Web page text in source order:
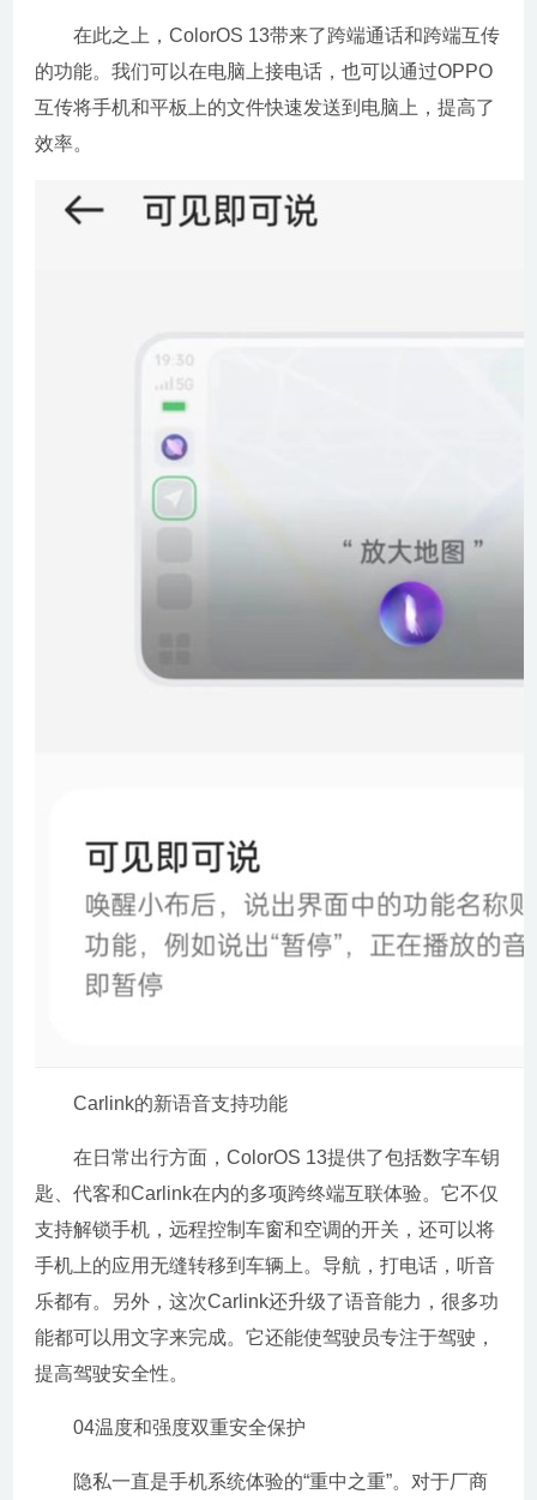
在此之上，ColorOS 13带来了跨端通话和跨端互传
的功能。我们可以在电脑上接电话，也可以通过OPPO
互传将手机和平板上的文件快速发送到电脑上，提高了
效率。
Carlink的新语音支持功能
在日常出行方面，ColorOS 13提供了包括数字车钥
匙、代客和Carlink在内的多项跨终端互联体验。它不仅
支持解锁手机，远程控制车窗和空调的开关，还可以将
手机上的应用无缝转移到车辆上。导航，打电话，听音
乐都有。另外，这次Carlink还升级了语音能力，很多功
能都可以用文字来完成。它还能使驾驶员专注于驾驶，
提高驾驶安全性。
04温度和强度双重安全保护
隐私一直是手机系统体验的“重中之重”。对于厂商